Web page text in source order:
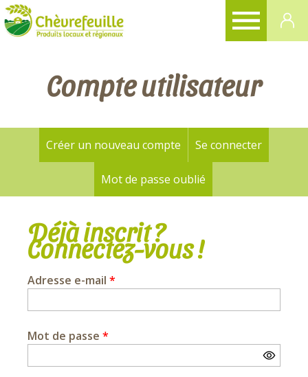
Compte utilisateur
Onglets
principaux
Créer un nouveau compte Se connecter(onglet
Mot de passe oublié
Déjà inscrit ?
Connectez-vous !
Adresse e-mail *
Mot de passe *